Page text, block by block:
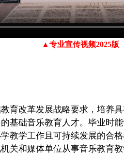
▲专业宣传视频2025版
育改革发展战略要求，培养
基础音乐教育人才。毕业时
教学工作且可持续发展的合格
关和媒体单位从事音乐教育